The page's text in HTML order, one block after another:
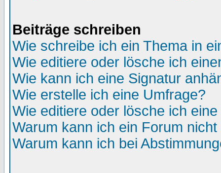
Beiträge schreiben
Wie schreibe ich ein Thema in
Wie editiere oder lösche ich
Wie kann ich eine Signatur
Wie erstelle ich eine Umfrage?
Wie editiere oder lösche ich
Warum kann ich ein Forum
Warum kann ich bei